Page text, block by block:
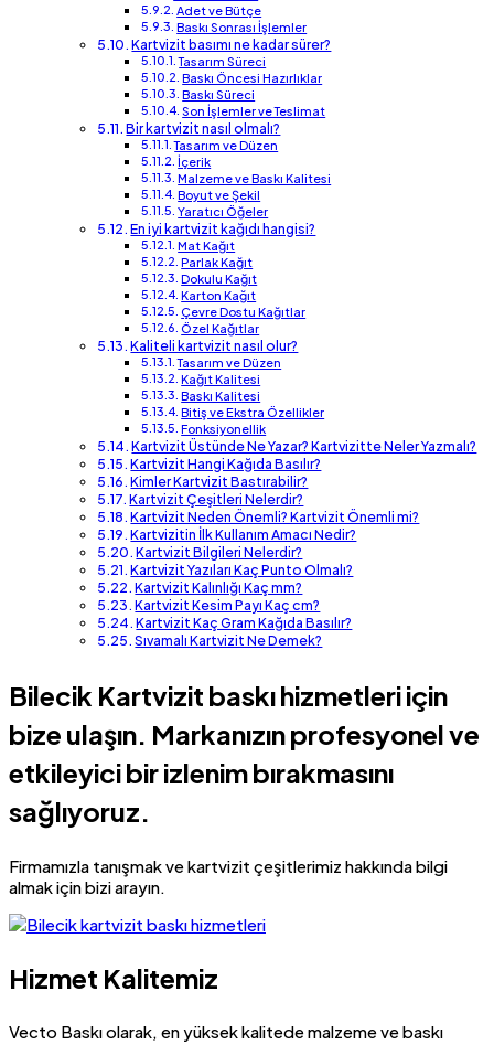
Adet ve Bütçe
Baskı Sonrası İşlemler
Kartvizit basımı ne kadar sürer?
Tasarım Süreci
Baskı Öncesi Hazırlıklar
Baskı Süreci
Son İşlemler ve Teslimat
Bir kartvizit nasıl olmalı?
Tasarım ve Düzen
İçerik
Malzeme ve Baskı Kalitesi
Boyut ve Şekil
Yaratıcı Öğeler
En iyi kartvizit kağıdı hangisi?
Mat Kağıt
Parlak Kağıt
Dokulu Kağıt
Karton Kağıt
Çevre Dostu Kağıtlar
Özel Kağıtlar
Kaliteli kartvizit nasıl olur?
Tasarım ve Düzen
Kağıt Kalitesi
Baskı Kalitesi
Bitiş ve Ekstra Özellikler
Fonksiyonellik
Kartvizit Üstünde Ne Yazar? Kartvizitte Neler Yazmalı?
Kartvizit Hangi Kağıda Basılır?
Kimler Kartvizit Bastırabilir?
Kartvizit Çeşitleri Nelerdir?
Kartvizit Neden Önemli? Kartvizit Önemli mi?
Kartvizitin İlk Kullanım Amacı Nedir?
Kartvizit Bilgileri Nelerdir?
Kartvizit Yazıları Kaç Punto Olmalı?
Kartvizit Kalınlığı Kaç mm?
Kartvizit Kesim Payı Kaç cm?
Kartvizit Kaç Gram Kağıda Basılır?
Sıvamalı Kartvizit Ne Demek?
Bilecik Kartvizit baskı hizmetleri için
bize ulaşın. Markanızın profesyonel ve
etkileyici bir izlenim bırakmasını
sağlıyoruz.
Firmamızla tanışmak ve kartvizit çeşitlerimiz hakkında bilgi
almak için bizi arayın.
Hizmet Kalitemiz
Vecto Baskı olarak, en yüksek kalitede malzeme ve baskı